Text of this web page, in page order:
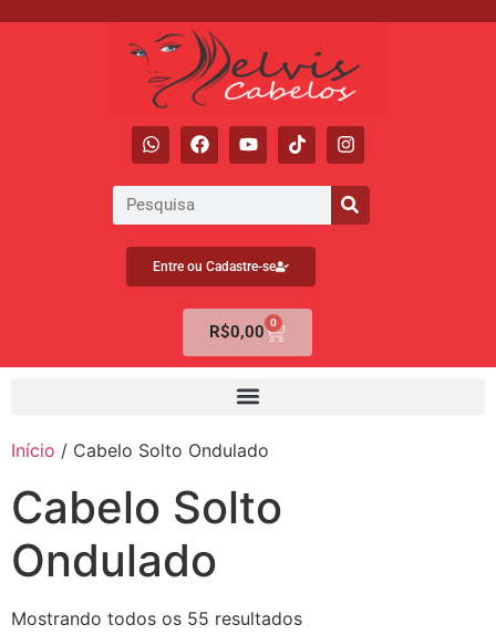
Entre ou Cadastre-se
R$0,00 0
Início / Cabelo Solto Ondulado
Cabelo Solto
Ondulado
Mostrando todos os 55 resultados